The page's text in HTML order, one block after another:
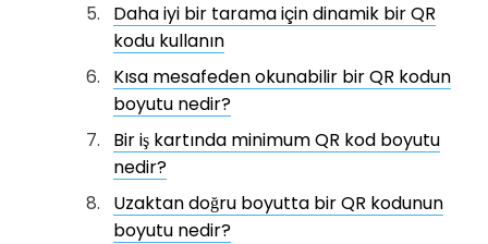
Daha iyi bir tarama için dinamik bir QR
kodu kullanın
Kısa mesafeden okunabilir bir QR kodun
boyutu nedir?
Bir iş kartında minimum QR kod boyutu
nedir?
Uzaktan doğru boyutta bir QR kodunun
boyutu nedir?